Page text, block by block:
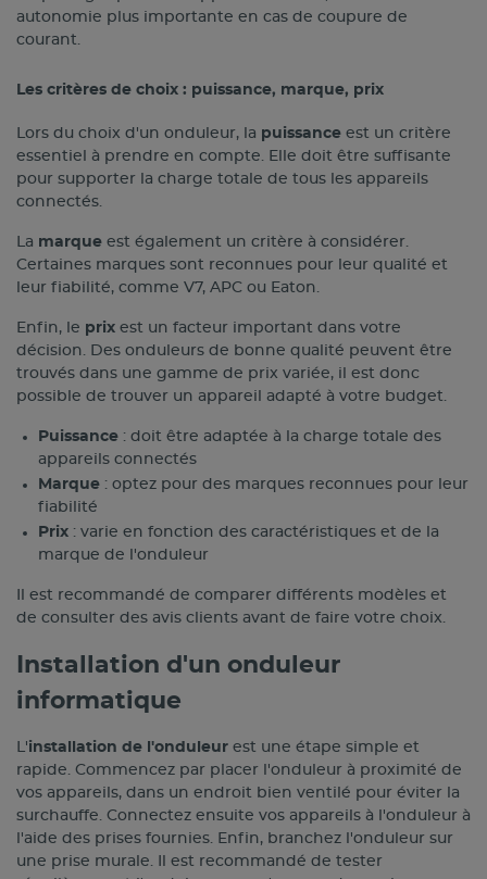
autonomie plus importante en cas de coupure de
courant.
Les critères de choix : puissance, marque, prix
Lors du choix d'un onduleur, la puissance est un critère
essentiel à prendre en compte. Elle doit être suffisante
pour supporter la charge totale de tous les appareils
connectés.
La marque est également un critère à considérer.
Certaines marques sont reconnues pour leur qualité et
leur fiabilité, comme V7, APC ou Eaton.
Enfin, le prix est un facteur important dans votre
décision. Des onduleurs de bonne qualité peuvent être
trouvés dans une gamme de prix variée, il est donc
possible de trouver un appareil adapté à votre budget.
Puissance : doit être adaptée à la charge totale des
appareils connectés
Marque : optez pour des marques reconnues pour leur
fiabilité
Prix : varie en fonction des caractéristiques et de la
marque de l'onduleur
Il est recommandé de comparer différents modèles et
de consulter des avis clients avant de faire votre choix.
Installation d'un onduleur
informatique
L'installation de l'onduleur est une étape simple et
rapide. Commencez par placer l'onduleur à proximité de
vos appareils, dans un endroit bien ventilé pour éviter la
surchauffe. Connectez ensuite vos appareils à l'onduleur à
l'aide des prises fournies. Enfin, branchez l'onduleur sur
une prise murale. Il est recommandé de tester